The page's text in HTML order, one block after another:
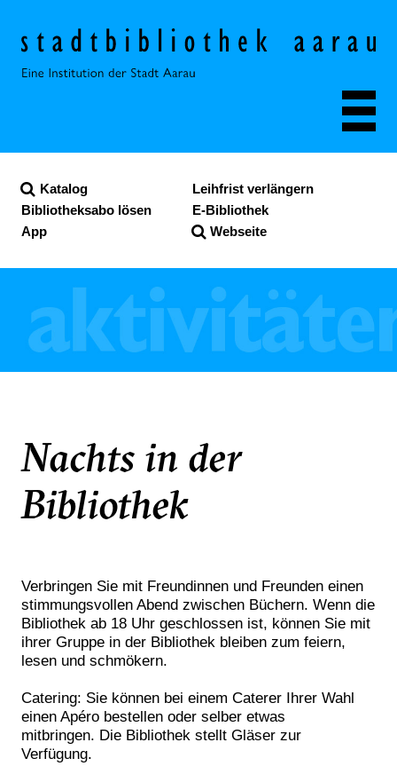
Navigieren in der
Katalog
Webseite
Leihfrist verlängern
Bibliotheksabo lösen
E-Bibliothek
App
Nachts in der
Bibliothek
Verbringen Sie mit Freundinnen und Freunden einen
stimmungsvollen Abend zwischen Büchern. Wenn die
Bibliothek ab 18 Uhr geschlossen ist, können Sie mit
ihrer Gruppe in der Bibliothek bleiben zum feiern,
lesen und schmökern.
Catering: Sie können bei einem Caterer Ihrer Wahl
einen Apéro bestellen oder selber etwas
mitbringen. Die Bibliothek stellt Gläser zur
Verfügung.